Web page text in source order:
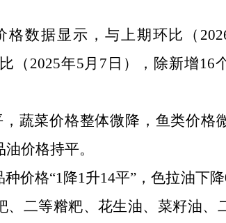
格数据显示，与上期环比（
（ 2025年5月7日 ） ， 除新增16
蔬菜价格整体微降，鱼类价格
价格持平。
种价格“1降1升14平” ，色拉油下
二等糌粑、花生油、菜籽油、